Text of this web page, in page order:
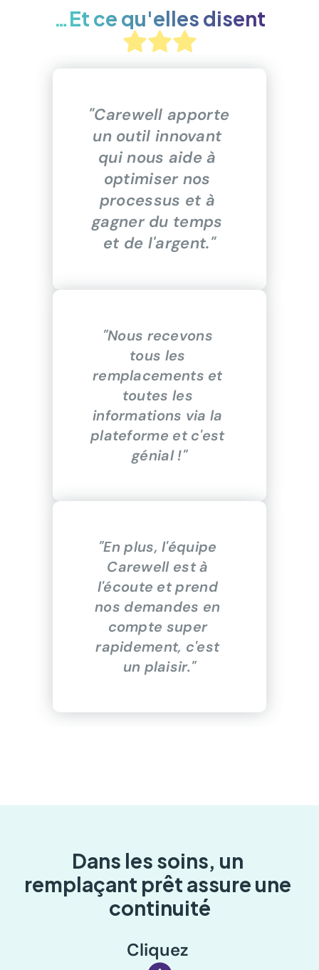
…Et ce qu'elles disent
"Carewell apporte
un outil innovant
qui nous aide à
optimiser nos
processus et à
gagner du temps
et de l'argent."
"Nous recevons
tous les
remplacements et
toutes les
informations via la
plateforme et c'est
génial !"
"En plus, l'équipe
Carewell est à
l'écoute et prend
nos demandes en
compte super
rapidement, c'est
un plaisir."
Dans les soins, un
remplaçant prêt assure une
continuité
Cliquez